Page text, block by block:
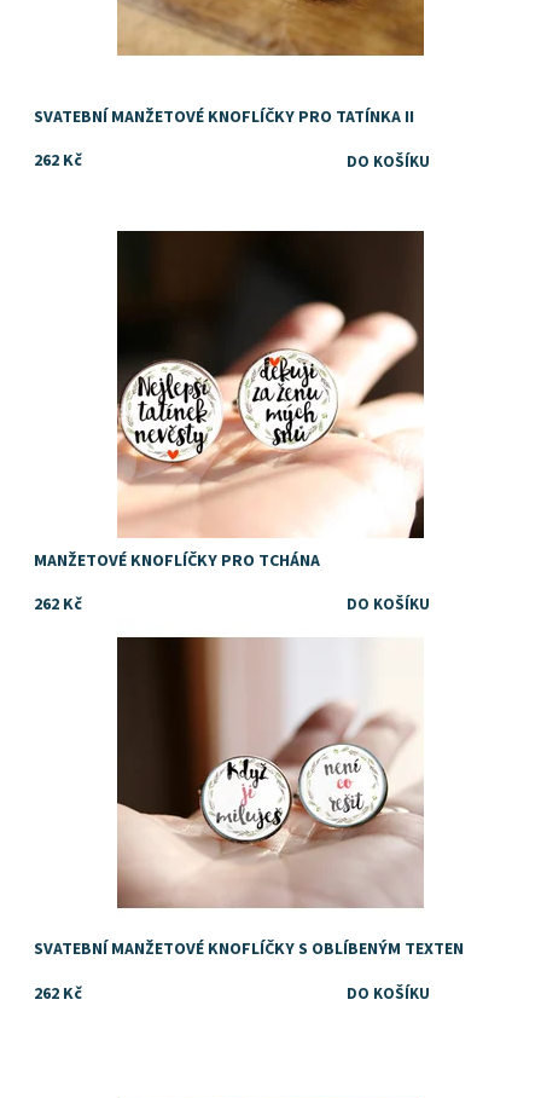
SVATEBNÍ MANŽETOVÉ KNOFLÍČKY PRO TATÍNKA II
262 Kč
Nápad na dárek pro nastávajícího tchána
MANŽETOVÉ KNOFLÍČKY PRO TCHÁNA
262 Kč
SVATEBNÍ MANŽETOVÉ KNOFLÍČKY S OBLÍBENÝM TEXTEN
262 Kč